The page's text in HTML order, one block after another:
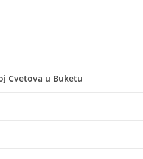
Cvetova u Buketu